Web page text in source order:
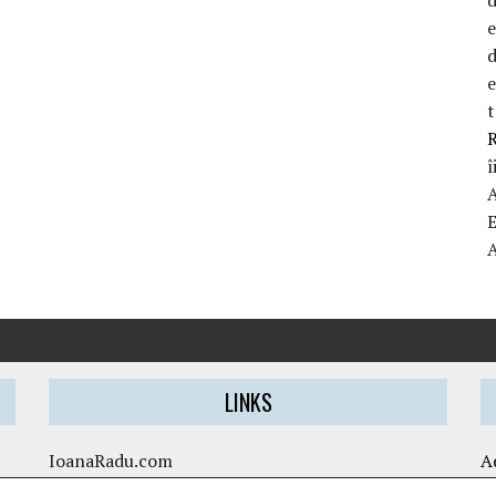
LINKS
IoanaRadu.com